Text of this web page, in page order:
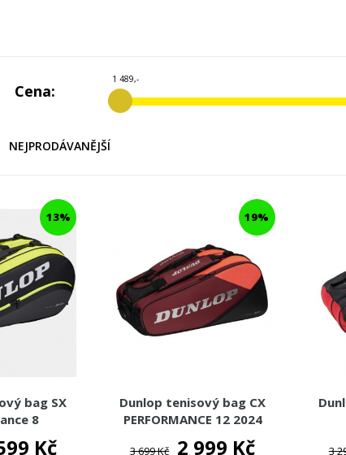
Cena:
1 489,-
NEJPRODÁVANĚJŠÍ
13%
bag SX
8
Kč
19%
Dunlop tenisový bag CX
PERFORMANCE 12 2024
3 699 Kč 2 999 Kč 3